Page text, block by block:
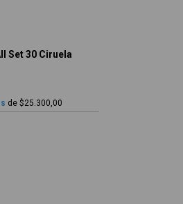
Set 30 Ciruela
de $25.300,00